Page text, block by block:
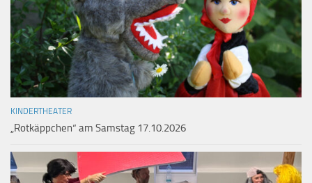
KINDERTHEATER
„Rotkäppchen“ am Samstag 17.10.2026